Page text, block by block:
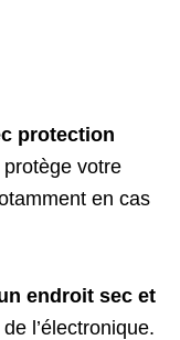
protection
protège votre
en cas
endroit sec et
l’électronique.